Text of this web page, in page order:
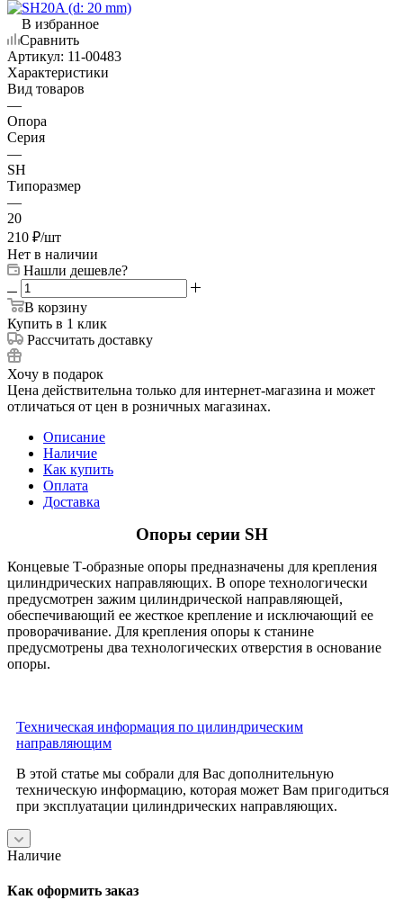
В избранное
Сравнить
Артикул: 11-00483
Характеристики
Вид товаров
—
Опора
Серия
—
SH
Типоразмер
—
20
210 ₽/шт
Нет в наличии
Нашли дешевле?
В корзину
Купить в 1 клик
Рассчитать доставку
Хочу в подарок
Цена действительна только для интернет-магазина и может
отличаться от цен в розничных магазинах.
Описание
Наличие
Как купить
Оплата
Доставка
Опоры серии SH
Концевые Т-образные опоры предназначены для крепления
цилиндрических направляющих. В опоре технологически
предусмотрен зажим цилиндрической направляющей,
обеспечивающий ее жесткое крепление и исключающий ее
проворачивание. Для крепления опоры к станине
предусмотрены два технологических отверстия в основание
опоры.
Техническая информация по цилиндрическим
направляющим
В этой статье мы собрали для Вас дополнительную
техническую информацию, которая может Вам пригодиться
при эксплуатации цилиндрических направляющих.
Наличие
Как оформить заказ